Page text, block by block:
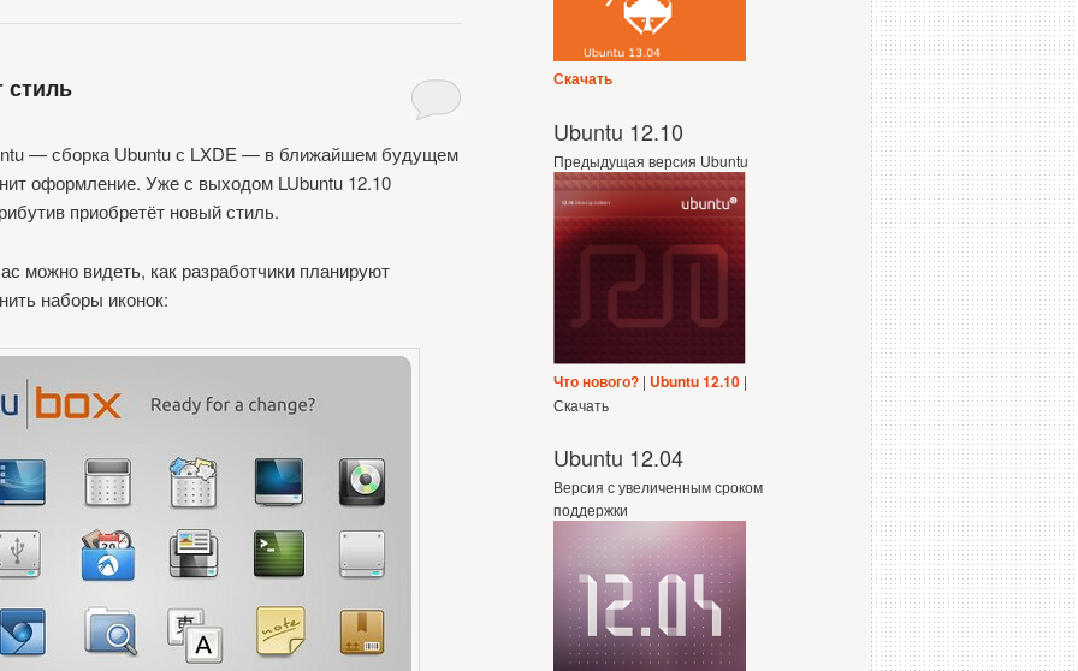
стиль
— сборка Ubuntu с LXDE — в ближайшем будущем
оформление. Уже с выходом LUbuntu 12.10
приобретёт новый стиль.
можно видеть, как разработчики планируют
наборы иконок:
Скачать
Ubuntu 12.10
Предыдущая версия Ubuntu
Что нового? | Ubuntu 12.10 |
Скачать
Ubuntu 12.04
Версия с увеличенным сроком
поддержки